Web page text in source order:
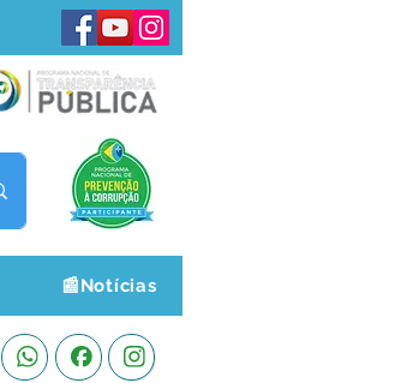
📰Notícias